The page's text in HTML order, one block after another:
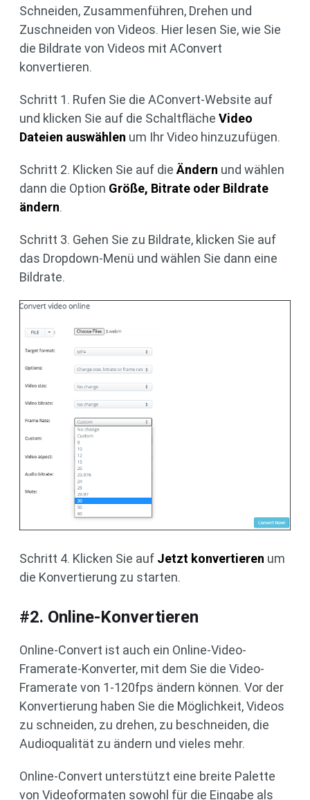
Schneiden, Zusammenführen, Drehen und
Zuschneiden von Videos. Hier lesen Sie, wie Sie
die Bildrate von Videos mit AConvert
konvertieren.
Schritt 1. Rufen Sie die AConvert-Website auf
und klicken Sie auf die Schaltfläche Video
Dateien auswählen um Ihr Video hinzuzufügen.
Schritt 2. Klicken Sie auf die Ändern und wählen
dann die Option Größe, Bitrate oder Bildrate
ändern.
Schritt 3. Gehen Sie zu Bildrate, klicken Sie auf
das Dropdown-Menü und wählen Sie dann eine
Bildrate.
Schritt 4. Klicken Sie auf Jetzt konvertieren um
die Konvertierung zu starten.
#2. Online-Konvertieren
Online-Convert ist auch ein Online-Video-
Framerate-Konverter, mit dem Sie die Video-
Framerate von 1-120fps ändern können. Vor der
Konvertierung haben Sie die Möglichkeit, Videos
zu schneiden, zu drehen, zu beschneiden, die
Audioqualität zu ändern und vieles mehr.
Online-Convert unterstützt eine breite Palette
von Videoformaten sowohl für die Eingabe als